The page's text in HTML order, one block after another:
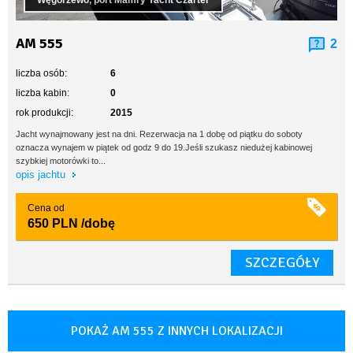
AM 555 2
liczba osób:
6
liczba kabin:
0
rok produkcji:
2015
Jacht wynajmowany jest na dni. Rezerwacja na 1 dobę od piątku do soboty
oznacza wynajem w piątek od godz 9 do 19.Jeśli szukasz niedużej kabinowej
szybkiej motorówki to...
opis jachtu
Cena od
650 PLN /dobę
SZCZEGÓŁY
POKAŻ AM 555 Z INNYCH LOKALIZACJI